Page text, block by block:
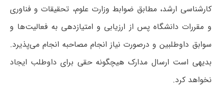
کارشناسی ارشد، مطابق ضوابط وزارت علوم، تحقیقات و فناوری
و مقررات دانشگاه پس از ارزیابی و امتیازدهی به فعالیت‌ها و
سوابق داوطلبین و درصورت نیاز انجام مصاحبه انجام می‌پذیرد.
بدیهی است ارسال مدارک هیچگونه حقی برای داوطلب ایجاد
نخواهد کرد.